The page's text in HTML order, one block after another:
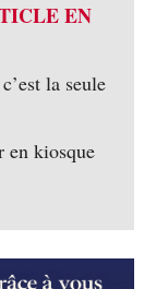
EN
la seule
en kiosque